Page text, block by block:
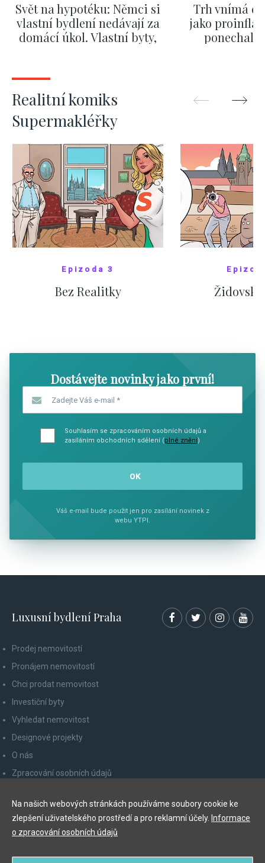
Svět na hypotéku: Němci si
vlastní bydlení nedávají za
domácí úkol. Vlastní byty,
Trh vnímá
jako
ponechali
Realitní komiks
Supermakléřky
Epizoda 3
Bez Realitky
Dostávejte novinky jako první!
Souhlasím se zpracováním osobních údajů a
zasíláním obchodních sdělení (plné znění)
Váš e-mail bude použit jen pro zasílání novinek z
webu YTPI.
Luxusní bydlení Praha
Prodej nemovitostí
Pronájem nemovitostí
Chci prodat nemovitost
Investiční byty
Vyhledat nemovitost
Designové projekty
O nás
Zpracování osobních údajů
Odhlášení z newsletteru
Na našich webových stránkách používáme soubory cookie ke
zlepšení uživatelského prostředí a pro reklamní účely. Informace
o zpracování osobních údajů